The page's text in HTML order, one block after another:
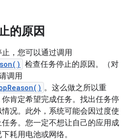
的原因
，您可以通过调用
检查任务停止的原因。（对
调用
。这么做之所以重
肯定希望完成任务。找出任务停
况。此外，系统可能会因过度使
务。您一定不想让自己的应用成
耗用电池或网络。